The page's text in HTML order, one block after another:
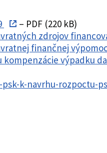
– PDF (220 kB)
zdrojov
finančnej
výpadku
k-navrhu-rozpoctu-